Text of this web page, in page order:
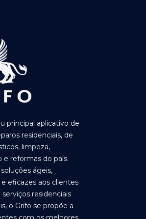
principal aplicativo de
residenciais, de
limpeza,
e reformas do país.
ágeis,
eficazes aos clientes
residenciais
o Grifo se propõe a